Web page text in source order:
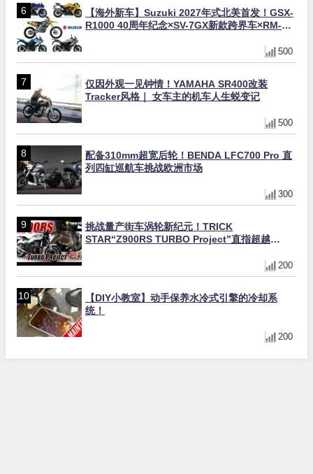
【海外新车】Suzuki 2027年式北美首发！GSX-
R1000 40周年纪念×SV-7GX新款跨界车×RM-
500
仅因外观一见钟情！YAMAHA SR400改装
Tracker风格｜ 女车主的机车人生蜕变记
500
配备310mm超宽后轮！BENDA LFC700 Pro 直
列四缸巡航车挑战欧洲市场
300
挑战量产街车涡轮新纪元！TRICK
STAR“Z900RS TURBO Project”直指超越
200
【DIY小教室】动手保养水冷式引擎的冷却系
统！
200